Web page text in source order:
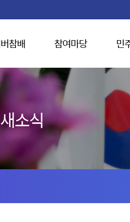
참배 참여마당 민
새소식